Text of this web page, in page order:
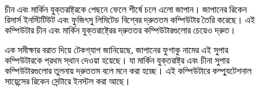
চীন এবং মার্কিন যুক্তরাষ্ট্রকে পেছনে ফেলে শীর্ষে চলে এলো জাপান। জাপানের রিকেন
রিসার্স ইনস্টিটিউট এবং ফুজিৎসু লিমিটেড বিশ্বের দ্রুততম কম্পিউটার তৈরি করেছে। এই
কম্পিউটার চীন এবং মার্কিন যুক্তরাষ্ট্রের দ্রুততর কম্পিউটারগুলোর চেয়েও দ্রুত।
এক সমীক্ষার বরাত দিয়ে টেকগ্যাপ জানিয়েছে, জাপানের ফুগাকু নামের এই সুপার
কম্পিউটারকে প্রথম স্থান দেওয়া হয়েছে। যা মার্কিন যুক্তরাষ্ট্র এবং চীনা সুপার
কম্পিউটারগুলোর তুলনায় দ্রুততম বলে মনে করা হচ্ছে। এই কম্পিউটারে কম্প্যুটেশনাল
সায়েন্সের রিকেন সেন্টারে ইনস্টল করা আছে।